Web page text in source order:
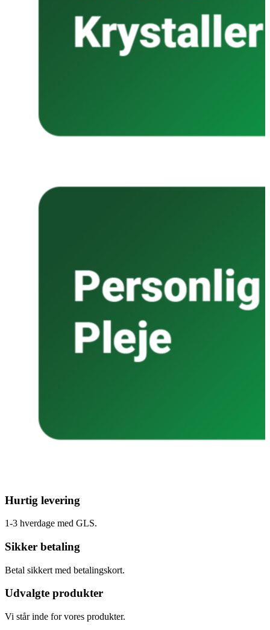
Hurtig levering
1-3 hverdage med GLS.
Sikker betaling
Betal sikkert med betalingskort.
Udvalgte produkter
Vi står inde for vores produkter.